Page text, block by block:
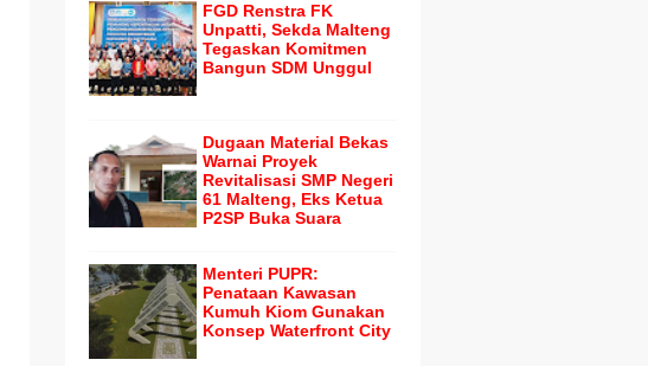
FGD Renstra FK
Unpatti, Sekda Malteng
Tegaskan Komitmen
Bangun SDM Unggul
Dugaan Material Bekas
Warnai Proyek
Revitalisasi SMP Negeri
61 Malteng, Eks Ketua
P2SP Buka Suara
Menteri PUPR:
Penataan Kawasan
Kumuh Kiom Gunakan
Konsep Waterfront City